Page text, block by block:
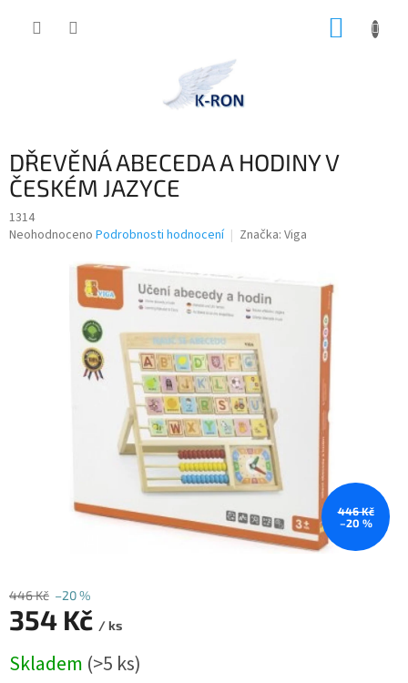
DŘEVĚNÁ ABECEDA A HODINY V
ČESKÉM JAZYCE
1314
Průměrné
Neohodnoceno Podrobnosti hodnocení Značka: Viga
446 Kč
–20 %
446 Kč –20 %
354 Kč / ks
cena:
Skladem (>5 ks)